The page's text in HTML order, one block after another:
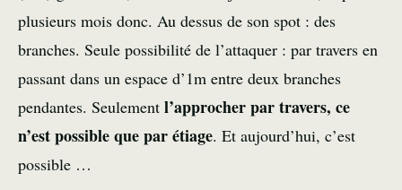
plusieurs mois donc. Au dessus de son spot : des
branches. Seule possibilité de l’attaquer : par travers en
passant dans un espace d’1m entre deux branches
pendantes. Seulement l’approcher par travers, ce
n’est possible que par étiage. Et aujourd’hui, c’est
possible …